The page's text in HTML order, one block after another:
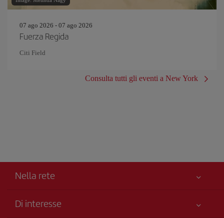
07 ago 2026 - 07 ago 2026
Fuerza Regida
Citi Field
Consulta tutti gli eventi a New York
Nella rete
Di interesse